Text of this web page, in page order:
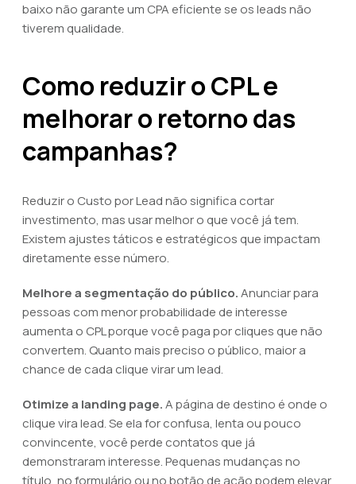
baixo não garante um CPA eficiente se os leads não
tiverem qualidade.
Como reduzir o CPL e
melhorar o retorno das
campanhas?
Reduzir o Custo por Lead não significa cortar
investimento, mas usar melhor o que você já tem.
Existem ajustes táticos e estratégicos que impactam
diretamente esse número.
Melhore a segmentação do público.Anunciar para
pessoas com menor probabilidade de interesse
aumenta o CPL porque você paga por cliques que não
convertem. Quanto mais preciso o público, maior a
chance de cada clique virar um lead.
Otimize a landing page.A página de destino é onde o
clique vira lead. Se ela for confusa, lenta ou pouco
convincente, você perde contatos que já
demonstraram interesse. Pequenas mudanças no
título, no formulário ou no botão de ação podem elevar